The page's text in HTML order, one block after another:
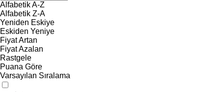
Alfabetik A-Z
Alfabetik Z-A
Yeniden Eskiye
Eskiden Yeniye
Fiyat Artan
Fiyat Azalan
Rastgele
Puana Göre
Varsayılan Sıralama